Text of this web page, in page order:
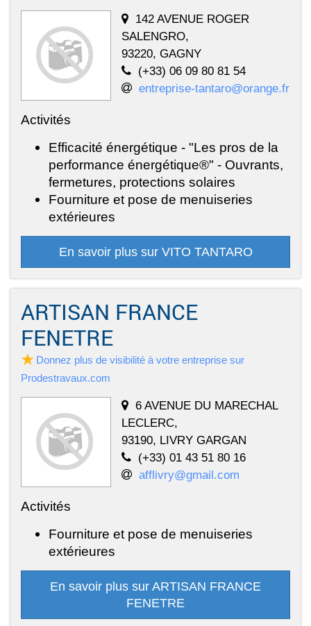
142 AVENUE ROGER
SALENGRO,
93220, GAGNY
(+33) 06 09 80 81 54
entreprise-tantaro@orange.fr
Activités
Efficacité énergétique - "Les pros de la
performance énergétique®" - Ouvrants,
fermetures, protections solaires
Fourniture et pose de menuiseries
extérieures
En savoir plus sur VITO TANTARO
ARTISAN FRANCE
FENETRE
Donnez plus de visibilité à votre entreprise sur
Prodestravaux.com
6 AVENUE DU MARECHAL
LECLERC,
93190, LIVRY GARGAN
(+33) 01 43 51 80 16
afflivry@gmail.com
Activités
Fourniture et pose de menuiseries
extérieures
En savoir plus sur ARTISAN FRANCE
FENETRE